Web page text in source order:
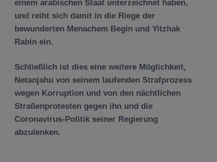
einem arabischen Staat unterzeichnet haben,
und reiht sich damit in die Riege der
bewunderten Menachem Begin und Yitzhak
Rabin ein.
Schließlich ist dies eine weitere Möglichkeit,
Netanjahu von seinem laufenden Strafprozess
wegen Korruption und von den nächtlichen
Straßenprotesten gegen ihn und die
Coronavirus-Politik seiner Regierung
abzulenken.